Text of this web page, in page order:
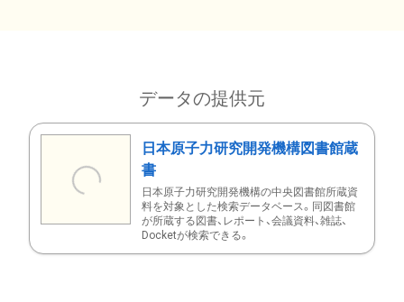
データの提供元
日本原子力研究開発機構図書館蔵
書
日本原子力研究開発機構の中央図書館所蔵資
料を対象とした検索データベース。同図書館
が所蔵する図書、レポート、会議資料、雑誌、
Docketが検索できる。